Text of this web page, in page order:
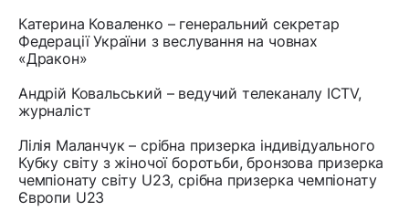
Катерина Коваленко – генеральний секретар
Федерації України з веслування на човнах
«Дракон»
Андрій Ковальський – ведучий телеканалу ICTV,
журналіст
Лілія Маланчук – срібна призерка індивідуального
Кубку світу з жіночої боротьби, бронзова призерка
чемпіонату світу U23, срібна призерка чемпіонату
Європи U23